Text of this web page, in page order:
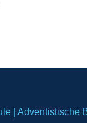
| Adventistische